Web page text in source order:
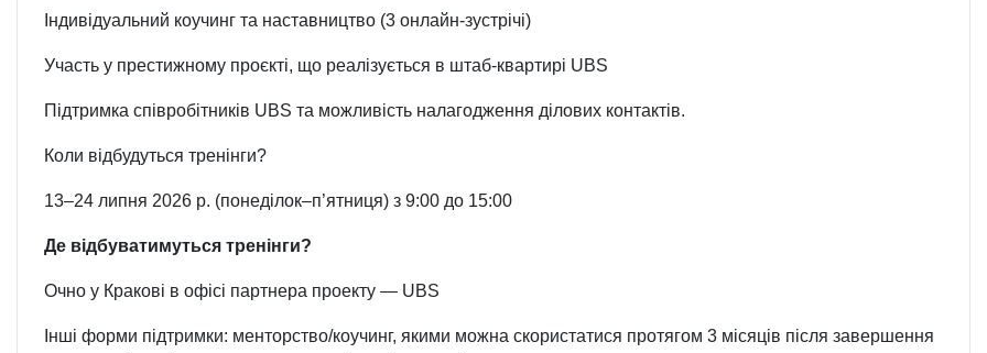
Індивідуальний коучинг та наставництво (3 онлайн-зустрічі)
Участь у престижному проєкті, що реалізується в штаб-квартирі UBS
Підтримка співробітників UBS та можливість налагодження ділових контактів.
Коли відбудуться тренінги?
13–24 липня 2026 р. (понеділок–п’ятниця) з 9:00 до 15:00
Де відбуватимуться тренінги?
Очно у Кракові в офісі партнера проекту — UBS
Інші форми підтримки: менторство/коучинг, якими можна скористатися протягом 3 місяців після завершення